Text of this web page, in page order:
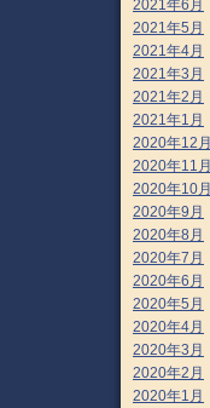
2021年6月
2021年5月
2021年4月
2021年3月
2021年2月
2021年1月
2020年12月
2020年11月
2020年10月
2020年9月
2020年8月
2020年7月
2020年6月
2020年5月
2020年4月
2020年3月
2020年2月
2020年1月